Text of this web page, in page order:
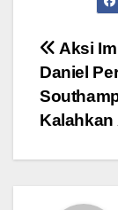
Post
Aksi
Daniel
Kalahkan